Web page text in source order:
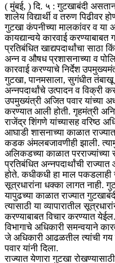
( मुंबई, ) दि. ५ : गुटखाबंदी
शालेय विद्यार्थी व तरुण पिढीवर
गुटखा कंपनीच्या मालकांवर व या
कायद्यान्वये कारवाई करण्याबाबत
प्रतिबंधित खाद्यपदार्थांचा
अन्न व औषध प्रशासनाच्या व
कारवाई करण्याचे निर्देश
गुटखा, पानमसाला, सुगंधीत तंबाखू
अन्नपदार्थांचे उत्पादन व विक्री
उपमुख्यंत्री अजित पवार यांच्या
करण्यात आली होती. गृहमंत्री
राजेंद्र शिंगणे यांच्यासह वरिष्ठ
आघाडी शासनाच्या काळात
कडक अंमलबजावणीही झाली.
अलिकडच्या काळात परराज्यांच्या
प्रतिबंधित अन्नपदार्थांची
होते. कधीकधी हा माल पकडलाही
सूत्रधारांना धक्का लागत नाही.
यापुढच्या काळात राज्यात
त्यासाठी या व्यापारातील
करण्याबाबत विचार करण्यात
विभागाचे अधिकारी समन्वयाने
जे अधिकारी आढळतील त्यांची गय
पवार यांनी दिला.
राज्यात येणारा गुटखा